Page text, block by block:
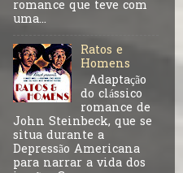
romance que teve com
uma...
Ratos e
Homens
Adaptação
do clássico
romance de
John Steinbeck, que se
situa durante a
Depressão Americana
para narrar a vida dos